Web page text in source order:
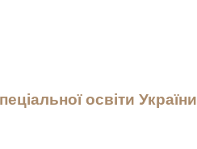
освіти України